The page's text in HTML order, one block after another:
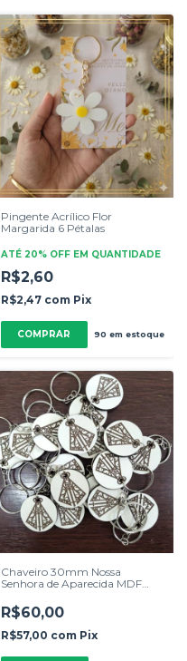
Pingente Acrílico Flor
Margarida 6 Pétalas
ATÉ 20% OFF EM QUANTIDADE
R$2,60
R$2,47 com Pix
COMPRAR 90 em estoque
Chaveiro 30mm Nossa
Senhora de Aparecida MDF
R$60,00
R$57,00 com Pix